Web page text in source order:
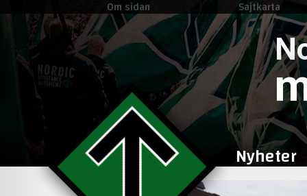
Om sidan Sajtkarta
Nyheter